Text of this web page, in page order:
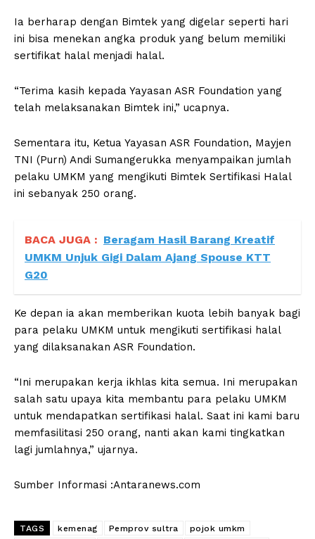
Ia berharap dengan Bimtek yang digelar seperti hari
ini bisa menekan angka produk yang belum memiliki
sertifikat halal menjadi halal.
“Terima kasih kepada Yayasan ASR Foundation yang
telah melaksanakan Bimtek ini,” ucapnya.
Sementara itu, Ketua Yayasan ASR Foundation, Mayjen
TNI (Purn) Andi Sumangerukka menyampaikan jumlah
pelaku UMKM yang mengikuti Bimtek Sertifikasi Halal
ini sebanyak 250 orang.
BACA JUGA : Beragam Hasil Barang Kreatif
UMKM Unjuk Gigi Dalam Ajang Spouse KTT
G20
Ke depan ia akan memberikan kuota lebih banyak bagi
para pelaku UMKM untuk mengikuti sertifikasi halal
yang dilaksanakan ASR Foundation.
“Ini merupakan kerja ikhlas kita semua. Ini merupakan
salah satu upaya kita membantu para pelaku UMKM
untuk mendapatkan sertifikasi halal. Saat ini kami baru
memfasilitasi 250 orang, nanti akan kami tingkatkan
lagi jumlahnya,” ujarnya.
Sumber Informasi :Antaranews.com
TAGS kemenag Pemprov sultra
pojok umkm